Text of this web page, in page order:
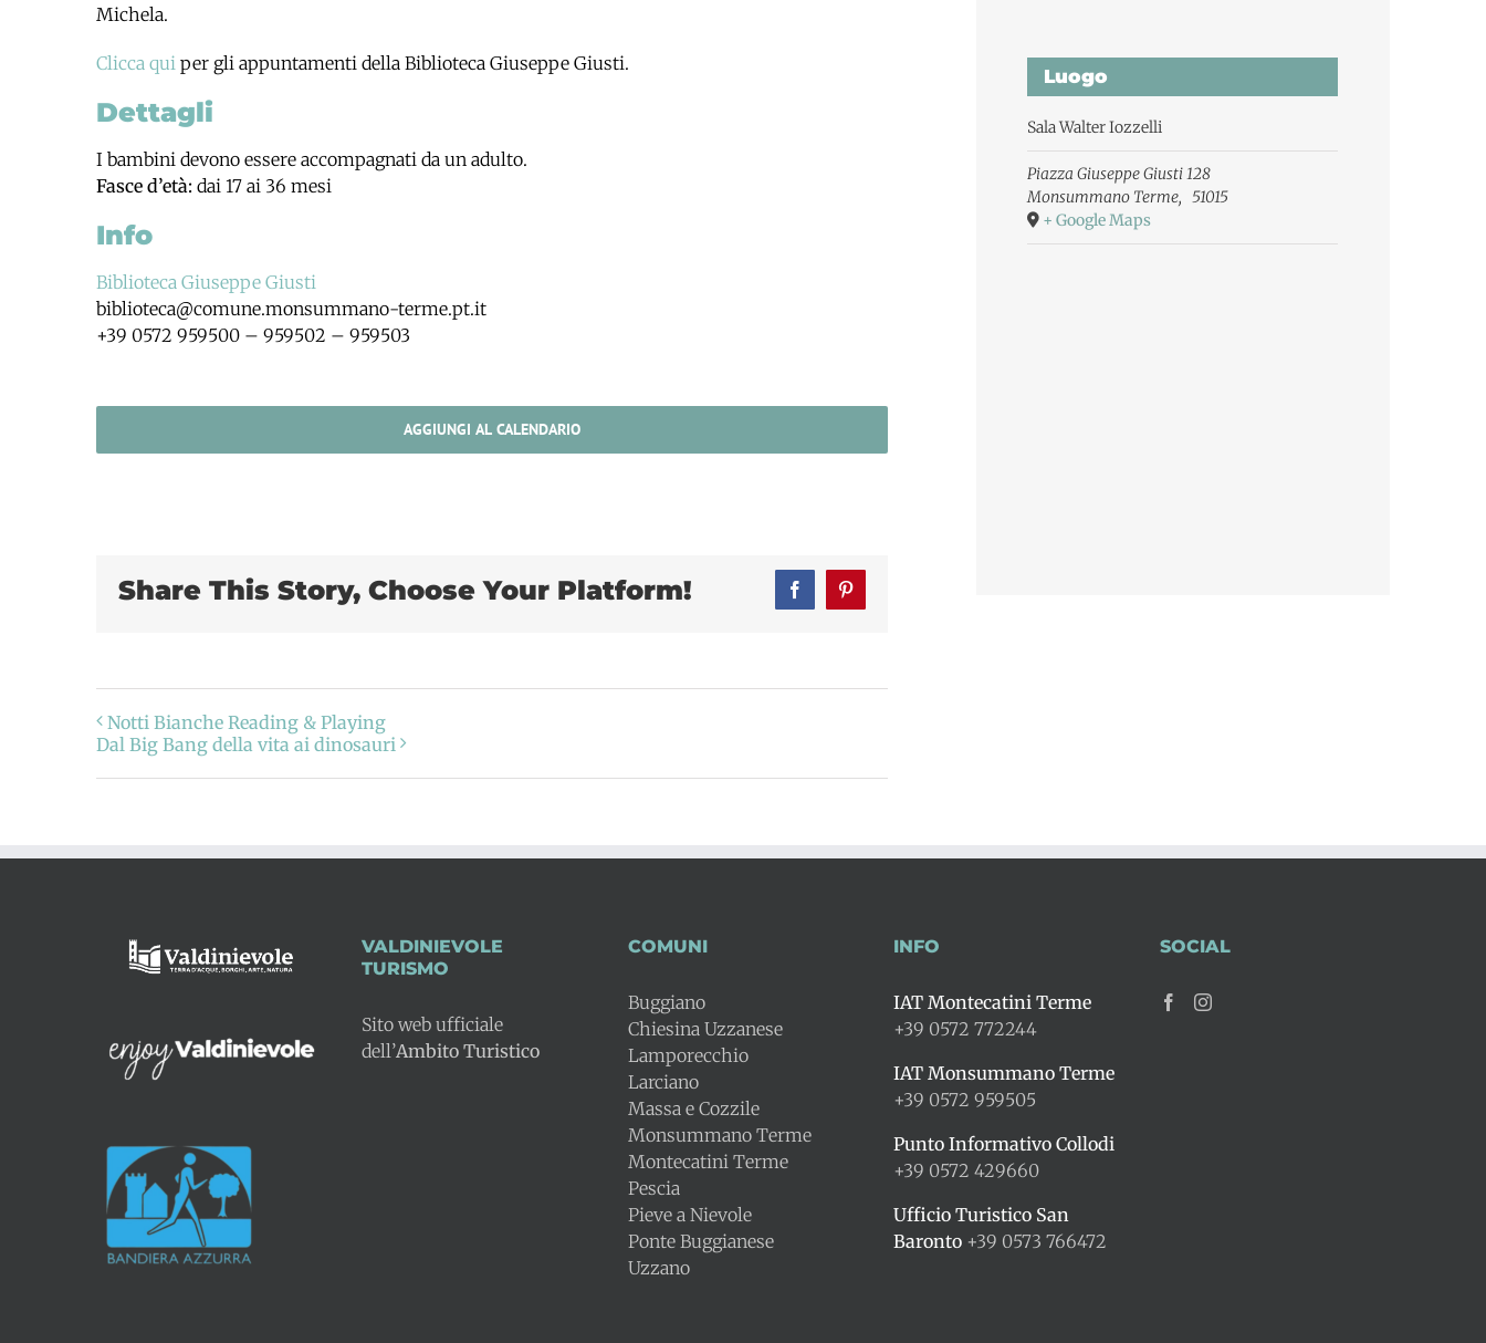
Michela.
Clicca qui per gli appuntamenti della Biblioteca Giuseppe Giusti.
Dettagli
I bambini devono essere accompagnati da un adulto.
Fasce d’età: dai 17 ai 36 mesi
Info
Biblioteca Giuseppe Giusti
biblioteca@comune.monsummano-terme.pt.it
+39 0572 959500 – 959502 – 959503
AGGIUNGI AL CALENDARIO
Share This Story, Choose Your Platform! FacebookPinterest
Notti Bianche Reading & Playing
Dal Big Bang della vita ai dinosauri
Luogo
Sala Walter Iozzelli
Piazza Giuseppe Giusti 128
Monsummano Terme, 51015
+ Google Maps
VALDINIEVOLE
TURISMO
Sito web ufficiale
dell’Ambito Turistico
COMUNI
Buggiano
Chiesina Uzzanese
Lamporecchio
Larciano
Massa e Cozzile
Monsummano Terme
Montecatini Terme
Pescia
Pieve a Nievole
Ponte Buggianese
Uzzano
INFO
IAT Montecatini Terme
+39 0572 772244
IAT Monsummano Terme
+39 0572 959505
Punto Informativo Collodi
+39 0572 429660
Ufficio Turistico San
Baronto +39 0573 766472
SOCIAL